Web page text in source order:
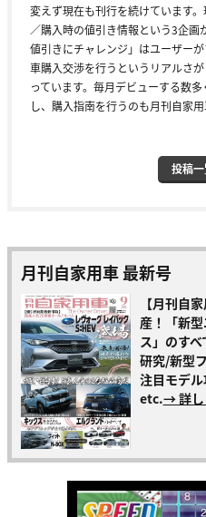
変えず現在も刊行を続けています
／購入時の値引き情報という3企
値引きにチャレンジ」はユーザー
車購入交渉を行うというリアルさ
っています。毎月デビューする数
し、購入指南を行うのも月刊自家用
投稿
月刊自家用車 最新号
【月刊自
産！「新
ス」のす
研究/新型
注目モデ
etc.→ 詳し